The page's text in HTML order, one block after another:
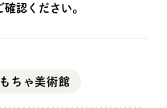
認ください。
ちゃ美術館